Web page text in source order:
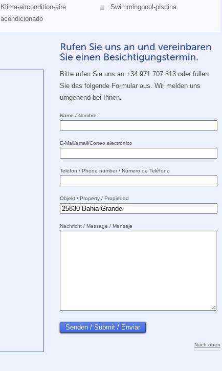
Klima-aircondition-aire
acondicionado
Swimmingpool-piscina
Bitte rufen Sie uns an +34 971 707 813 oder füllen
Sie das folgende Formular aus. Wir melden uns
umgehend bei Ihnen.
Name / Nombre
E-Mail/email/Correo electrónico
Telefon / Phone number / Número de Teléfono
Objekt / Property / Propiedad
Nachricht / Message / Mensaje
Nach oben